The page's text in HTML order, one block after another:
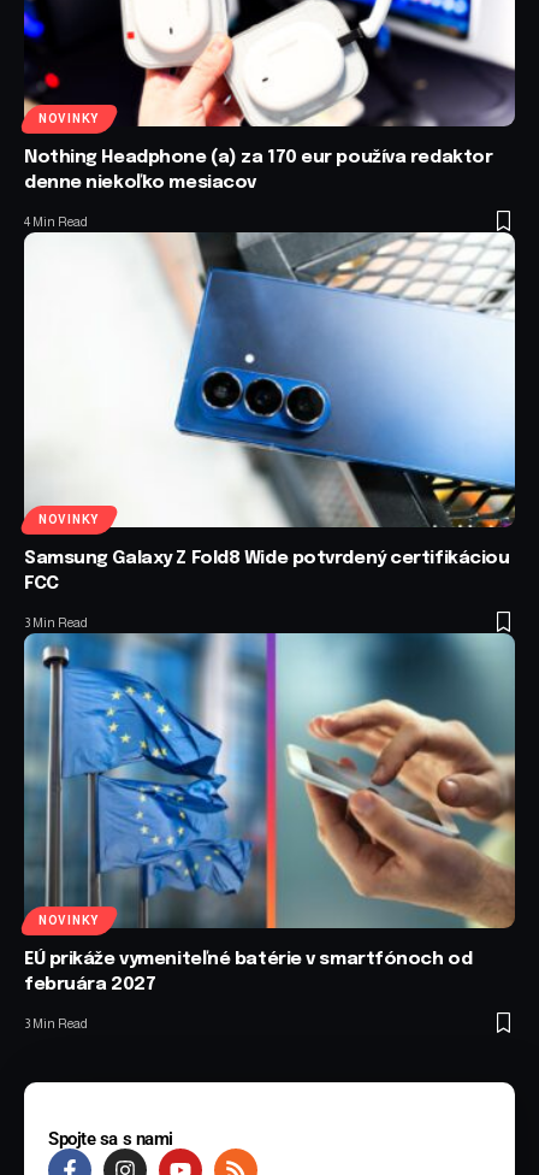
NOVINKY
Nothing Headphone (a) za 170 eur používa redaktor
denne niekoľko mesiacov
4 Min Read
NOVINKY
Samsung Galaxy Z Fold8 Wide potvrdený certifikáciou
FCC
3 Min Read
NOVINKY
EÚ prikáže vymeniteľné batérie v smartfónoch od
februára 2027
3 Min Read
Spojte sa s nami